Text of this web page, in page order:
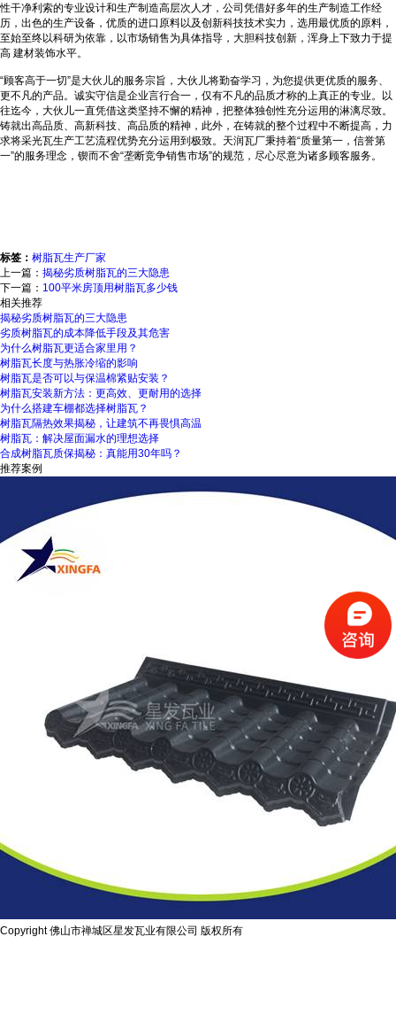
性干净利索的专业设计和生产制造高层次人才，公司凭借好多年的生产制造工作经
历，出色的生产设备，优质的进口原料以及创新科技技术实力，选用最优质的原料，
至始至终以科研为依靠，以市场销售为具体指导，大胆科技创新，浑身上下致力于提
高 建材装饰水平。
“顾客高于一切”是大伙儿的服务宗旨，大伙儿将勤奋学习，为您提供更优质的服务、
更不凡的产品。诚实守信是企业言行合一，仅有不凡的品质才称的上真正的专业。以
往迄今，大伙儿一直凭借这类坚持不懈的精神，把整体独创性充分运用的淋漓尽致。
铸就出高品质、高新科技、高品质的精神，此外，在铸就的整个过程中不断提高，力
求将采光瓦生产工艺流程优势充分运用到极致。天润瓦厂秉持着“质量第一，信誉第
一”的服务理念，锲而不舍“垄断竞争销售市场”的规范，尽心尽意为诸多顾客服务。
标签： 树脂瓦生产厂家
上一篇： 揭秘劣质树脂瓦的三大隐患
下一篇： 100平米房顶用树脂瓦多少钱
相关推荐
揭秘劣质树脂瓦的三大隐患
劣质树脂瓦的成本降低手段及其危害
为什么树脂瓦更适合家里用？
树脂瓦长度与热胀冷缩的影响
树脂瓦是否可以与保温棉紧贴安装？
树脂瓦安装新方法：更高效、更耐用的选择
为什么搭建车棚都选择树脂瓦？
树脂瓦隔热效果揭秘，让建筑不再畏惧高温
树脂瓦：解决屋面漏水的理想选择
合成树脂瓦质保揭秘：真能用30年吗？
推荐案例
Copyright 佛山市禅城区星发瓦业有限公司 版权所有